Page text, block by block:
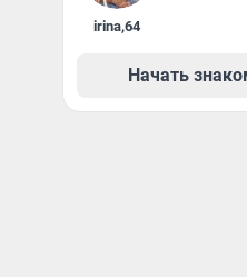
irina,64
Начать